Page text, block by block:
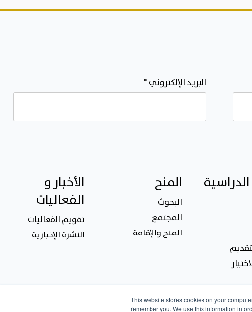
This website stores cookies on your
remember you. We use this information in
البريد الإلكتروني*
المنح
البحوث
المجتمع
المنح والإقامة
الأخبار و
الفعاليات
تقويم الفعاليات
النشرة الإخبارية